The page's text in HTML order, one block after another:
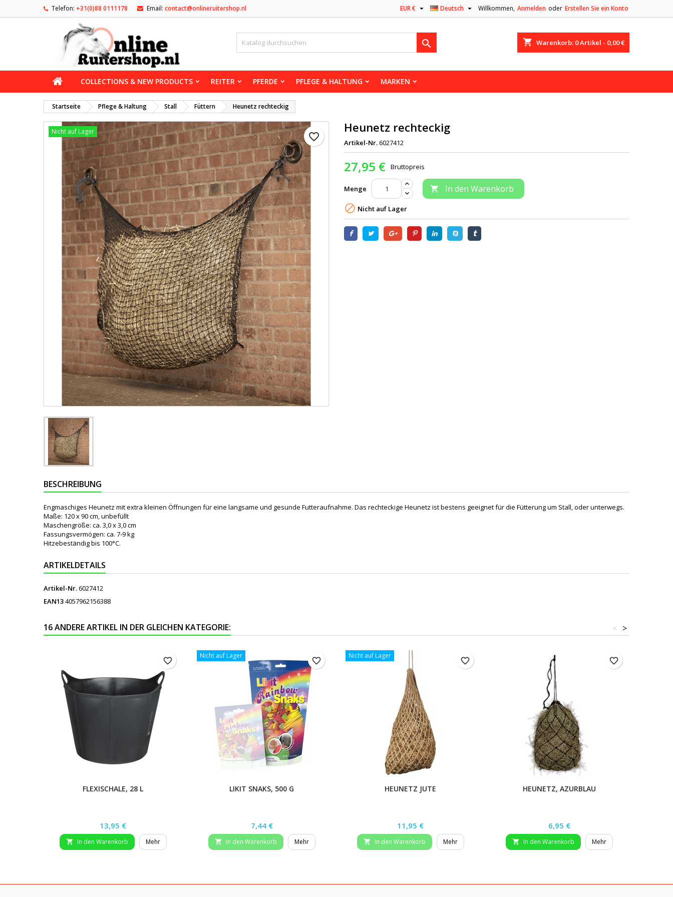
Telefon: +31(0)88 0111178 Email: contact@onlineruitershop.nl Willkommen, Anmelden oder Erstellen Sie ein Konto
Deutsch 
EUR € 
shopping_cart Warenkorb: 0Artikel - 0,00 €

COLLECTIONS & NEW PRODUCTS REITER PFERDE PFLEGE & HALTUNG MARKEN
Startseite Pflege & Haltung Stall Füttern Heunetz rechteckig
favorite_border
Nicht auf Lager Heunetz rechteckig
Artikel-Nr.6027412
27,95 € Bruttopreis
Menge  In den Warenkorb
 Nicht auf Lager
BESCHREIBUNG
Engmaschiges Heunetz mit extra kleinen Öffnungen für eine langsame und gesunde Futteraufnahme. Das rechteckige Heunetz ist bestens geeignet für die Fütterung um Stall, oder unterwegs.
Maße: 120 x 90 cm, unbefüllt
Maschengröße: ca. 3,0 x 3,0 cm
Fassungsvermögen: ca. 7-9 kg
Hitzebeständig bis 100°C.
ARTIKELDETAILS
Artikel-Nr.6027412
EAN134057962156388
16 ANDERE ARTIKEL IN DER GLEICHEN KATEGORIE: >
<
FLEXISCHALE, 28 L
Preis
13,95 €
 In den Warenkorb Mehr
favorite_border
Nicht auf Lager
LIKIT SNAKS, 500 G
Preis
7,44 €
 In den Warenkorb Mehr
favorite_border
Nicht auf Lager
HEUNETZ JUTE
Preis
11,95 €
 In den Warenkorb Mehr
favorite_border
HEUNETZ, AZURBLAU
Preis
6,95 €
 In den Warenkorb Mehr
favorite_border